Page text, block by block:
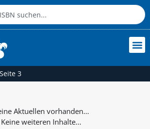
Seite 3
Keine weiteren Inhalte...